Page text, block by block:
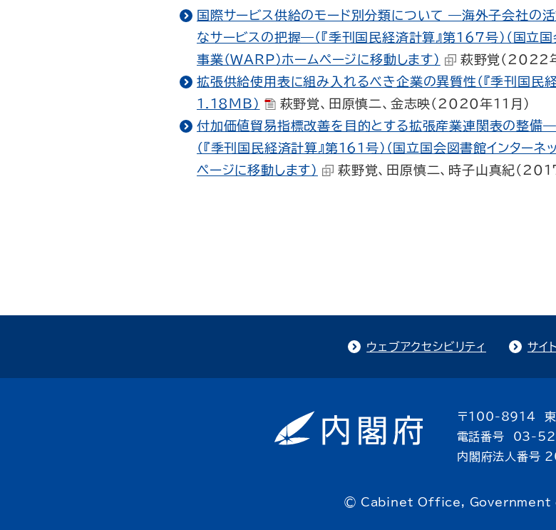
国際サービス供給のモード別分類について ―海外子会社の
なサービスの把握―（『季刊国民経済計算』第167号）（国立
事業（WARP）ホームページに移動します）
萩野覚（2022
拡張供給使用表に組み入れるべき企業の異質性（『季刊国民
1.18MB）
萩野覚、田原慎二、金志映（2020年11月）
付加価値貿易指標改善を目的とする拡張産業連関表の整
（『季刊国民経済計算』第161号）（国立国会図書館インター
ページに移動します）
萩野覚、田原慎二、時子山真紀（
ウェブアクセシビリティ サイ
〒100-8914 東
電話番号 03-
内閣府法人番
© Cabinet Office, Government